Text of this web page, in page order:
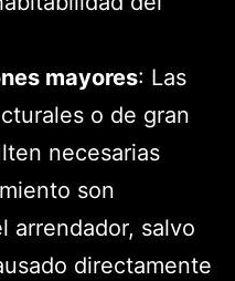
mayores: Las
o de gran
necesarias
son
arrendador, salvo
directamente